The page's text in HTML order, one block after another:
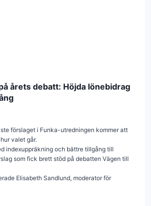
årets debatt: Höjda lönebidrag
förslaget i Funka-utredningen kommer att
valet går.
indexuppräkning och bättre tillgång till
som fick brett stöd på debatten Vägen till
Elisabeth Sandlund, moderator för